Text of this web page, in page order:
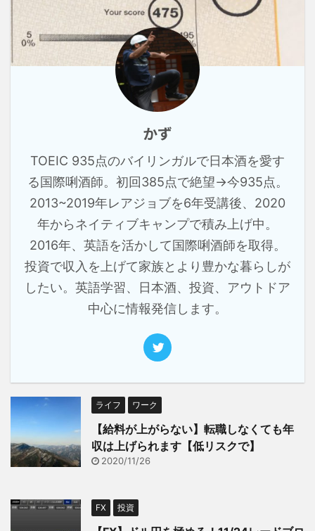
かず
TOEIC 935点のバイリンガルで日本酒を愛す
る国際唎酒師。初回385点で絶望→今935点。
2013~2019年レアジョブを6年受講後、2020
年からネイティブキャンプで積み上げ中。
2016年、英語を活かして国際唎酒師を取得。
投資で収入を上げて家族とより豊かな暮らしが
したい。英語学習、日本酒、投資、アウトドア
中心に情報発信します。
ライフ ワーク
【給料が上がらない】転職しなくても年
収は上げられます【低リスクで】
2020/11/26
FX 投資